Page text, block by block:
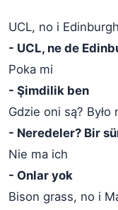
UCL, no i Edinburgh
- UCL, ne de
Poka mi
- Şimdilik ben
Gdzie oni są? Było
- Neredeler? Bir
Nie ma ich
- Onlar yok
Bison grass, no i